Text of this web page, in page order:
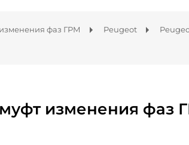
фаз ГРМ Peugeot
изменения фаз